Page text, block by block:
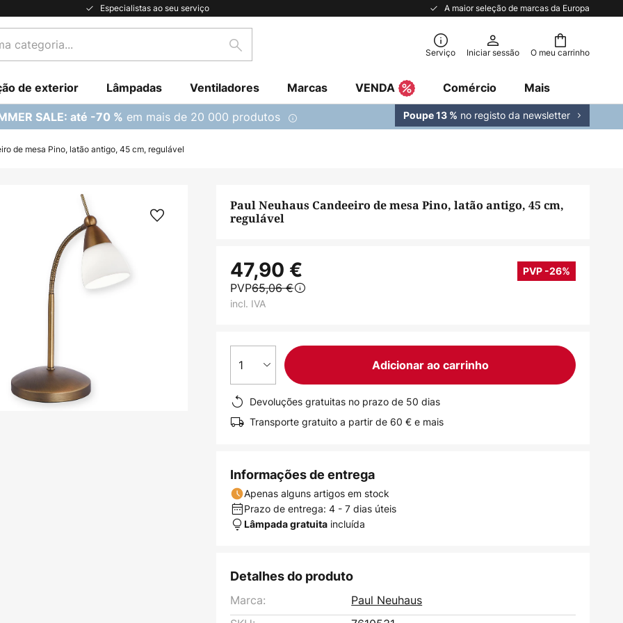
Especialistas ao seu serviço A maior seleção de marcas da Europa
O meu carrinho
Pesquisar Serviço Iniciar sessão
de exterior Lâmpadas Ventiladores Marcas VENDA Comércio Mais
SALE: até -70 % em mais de 20 000 produtos Poupe 13 % no registo da newsletter
de mesa Pino, latão antigo, 45 cm, regulável
Paul Neuhaus Candeeiro de mesa Pino, latão antigo, 45 cm,
regulável
47,90 € PVP -26%
PVP65,06 €
incl. IVA
1 Adicionar ao carrinho
Devoluções gratuitas no prazo de 50 dias
Transporte gratuito a partir de 60 € e mais
Informações de entrega
Apenas alguns artigos em stock
Prazo de entrega: 4 - 7 dias úteis
Lâmpada gratuita incluída
Detalhes do produto
Marca:
Paul Neuhaus